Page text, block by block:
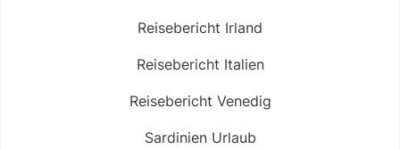
Reisebericht Irland
Reisebericht Italien
Reisebericht Venedig
Sardinien Urlaub